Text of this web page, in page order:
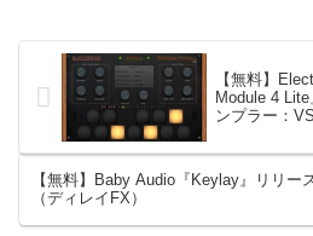
【無料】
Module 4
ンプラー：
【無料】Baby Audio『Keylay』リリー
（ディレイFX）